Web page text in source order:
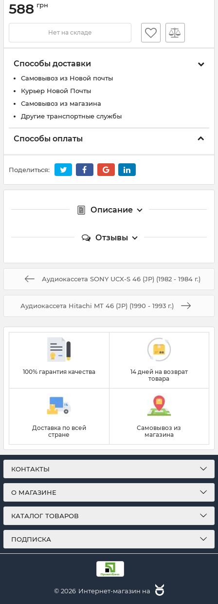
588 грн
Нет на складе
Способы доставки
Самовывоз из Новой почты
Курьер Новой Почты
Самовывоз из магазина
Другие транспортные службы
Способы оплаты
Поделиться:
Описание
Отзывы
Аудиокассета SONY UCX-S 46 (JP) (1982 - 1984 г.)
Аудиокассета Hitachi MT 46 (JP) (1990 - 1993 г.)
100% гарантия качества
14 дней на возврат
товара
Доставка по всей
стране
Самовывоз из
магазина
КОНТАКТЫ
О МАГАЗИНЕ
КАТАЛОГ ТОВАРОВ
ПОДПИСКА
© 2026 Интернет-магазин на